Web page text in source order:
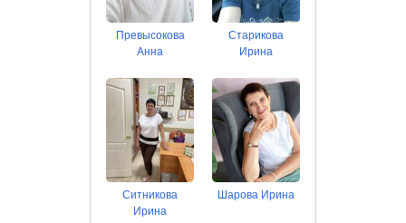
Превысокова
Анна
Старикова
Ирина
Ситникова
Ирина
Шарова Ирина